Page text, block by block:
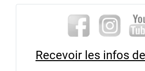
Recevoir les infos